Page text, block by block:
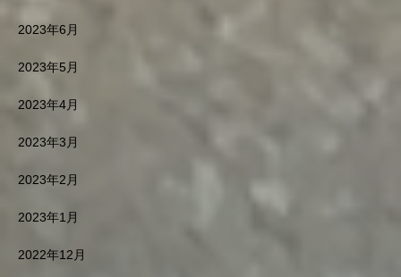
2023年6月
2023年5月
2023年4月
2023年3月
2023年2月
2023年1月
2022年12月